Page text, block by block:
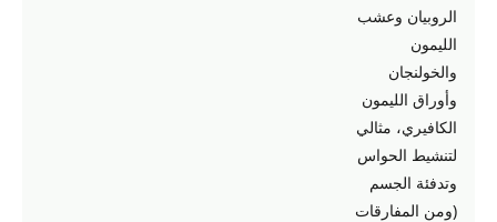
الروبيان وعشب
الليمون
والخولنجان
وأوراق الليمون
الكافيري، مثالي
لتنشيط الحواس
وتدفئة الجسم
(ومن المفارقات